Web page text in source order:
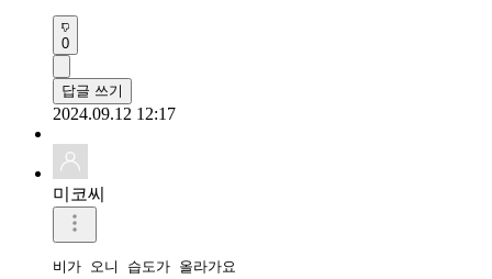
0
답글 쓰기
2024.09.12 12:17
미코씨
비가 오니 습도가 올라가요